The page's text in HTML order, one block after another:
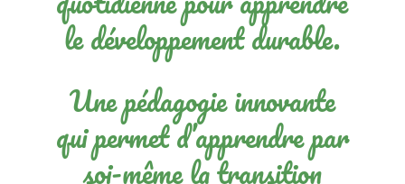
le développement durable.
Une pédagogie innovante
qui permet d’apprendre par
soi-même la transition